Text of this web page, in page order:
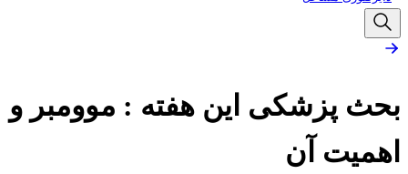
بحث پزشکی این هفته : موومبر و
اهمیت آن